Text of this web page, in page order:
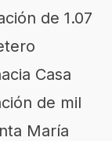
de 1.07
Casa
de mil
María